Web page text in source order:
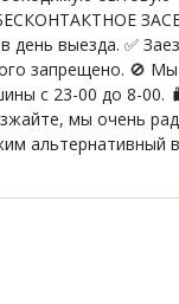
день выезда. ✅
запрещено. 🚫
с 23-00 до 8-00.
мы очень
альтернативный